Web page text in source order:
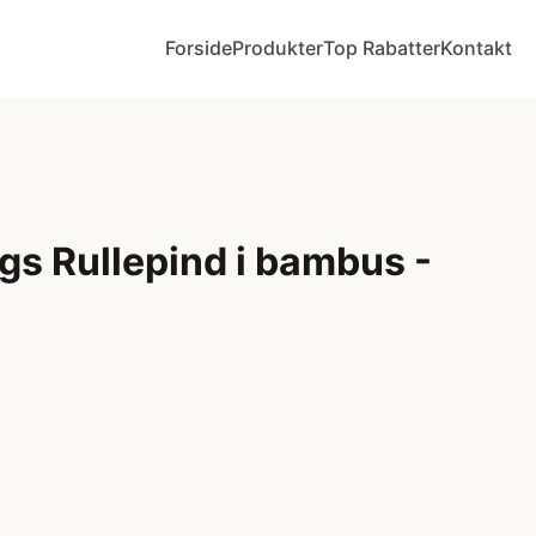
ForsideProdukterTop RabatterKontakt
Rullepind i bambus -